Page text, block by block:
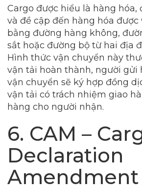
Cargo được hiểu là hàng hóa,
và đề cập đến hàng hóa được
bằng đường hàng không,
sắt hoặc đường bộ từ hai địa
Hình thức vận chuyển này
vận tải hoàn thành, người gửi
vận chuyển sẽ ký hợp đồng
vận tải có trách nhiệm giao
hàng cho người nhận.
6. CAM –
Declaration
Amendment